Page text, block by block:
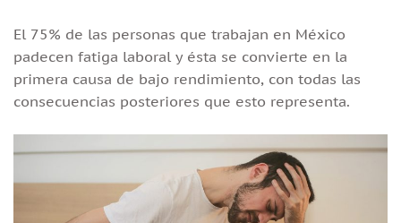
El 75% de las personas que trabajan en México
padecen fatiga laboral y ésta se convierte en la
primera causa de bajo rendimiento, con todas las
consecuencias posteriores que esto representa.